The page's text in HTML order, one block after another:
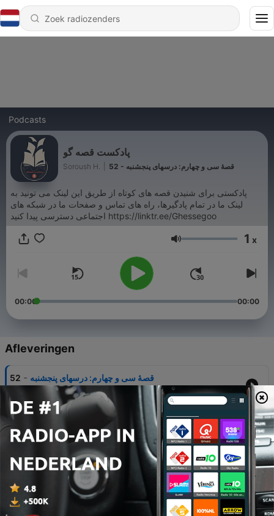
Podcasts
پادکست قصه گو
Soroush H. 52 - قصۀ سی و چهارم: درسهای پنجشنبه
پادکستی برای شنیدن قصه های کوتاه از طریق این لینک می تونید به
لینک ما در تمام پادگیرها، راه های تماس و صفحات ما در شبکه های
اجتماعی دسترسی پیدا کنید https://linktr.ee/Ghessegoo
Volume 1 x
00:00 00:00
Afleveringen
52 - قصۀ سی و چهارم: درسهای پنجشنبه
51 - قصۀ سی و سوم: بتمن و رابین دعوا میکنند
12 dec. 2025
50 - قصۀ سی و دوم: درخت فلفل
10 sep. 2025
49 - قصۀ سی و یکم: مسابقه
17 jul. 2025